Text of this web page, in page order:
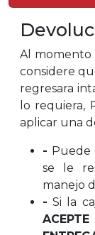
Al
considere
regresara
lo requiera,
aplicar una
- Puede
se le
manejo
- Si la